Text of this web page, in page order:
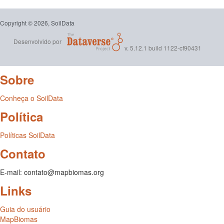
Copyright © 2026, SoilData
Desenvolvido por
v. 5.12.1 build 1122-cf90431
Sobre
Conheça o SoilData
Política
Políticas SoilData
Contato
E-mail: contato@mapbiomas.org
Links
Guia do usuário
MapBiomas